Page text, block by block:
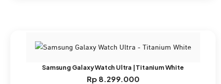
Samsung Galaxy Watch Ultra | Titanium White
Rp 8.299.000